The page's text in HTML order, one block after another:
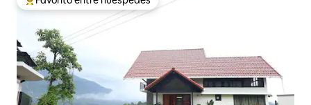
Favorito entre huéspedes preferido